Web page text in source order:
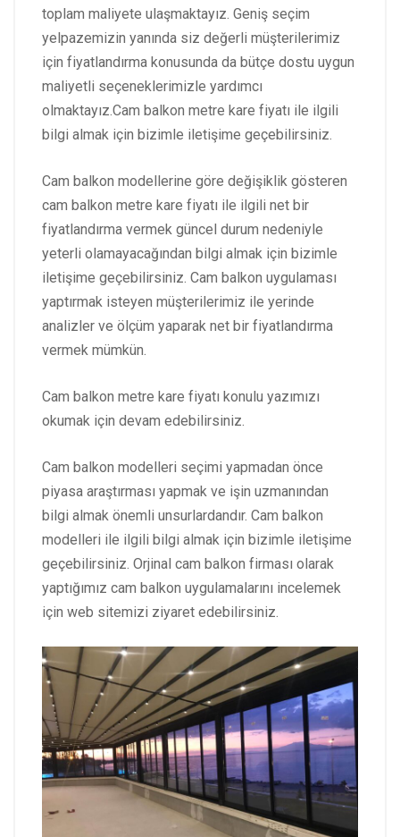
toplam maliyete ulaşmaktayız. Geniş seçim
yelpazemizin yanında siz değerli müşterilerimiz
için fiyatlandırma konusunda da bütçe dostu uygun
maliyetli seçeneklerimizle yardımcı
olmaktayız.Cam balkon metre kare fiyatı ile ilgili
bilgi almak için bizimle iletişime geçebilirsiniz.
Cam balkon modellerine göre değişiklik gösteren
cam balkon metre kare fiyatı ile ilgili net bir
fiyatlandırma vermek güncel durum nedeniyle
yeterli olamayacağından bilgi almak için bizimle
iletişime geçebilirsiniz. Cam balkon uygulaması
yaptırmak isteyen müşterilerimiz ile yerinde
analizler ve ölçüm yaparak net bir fiyatlandırma
vermek mümkün.
Cam balkon metre kare fiyatı konulu yazımızı
okumak için devam edebilirsiniz.
Cam balkon modelleri seçimi yapmadan önce
piyasa araştırması yapmak ve işin uzmanından
bilgi almak önemli unsurlardandır. Cam balkon
modelleri ile ilgili bilgi almak için bizimle iletişime
geçebilirsiniz. Orjinal cam balkon firması olarak
yaptığımız cam balkon uygulamalarını incelemek
için web sitemizi ziyaret edebilirsiniz.